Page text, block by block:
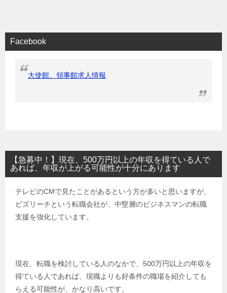
Facebook
大使館、領事館求人情報
【急募中！】現在、500万円以上の年収を得ている人で
あれば、年収が上がる可能性が十分にあります
テレビのCMで見たことがあるという方が多いと思いますが、
ビズリーチという転職会社が、中堅層のビジネスマンの転職
支援を強化しています。
現在、転職を検討している人のなかで、500万円以上の年収を
得ている人であれば、現職よりも好条件の職場を紹介しても
らえる可能性が、かなり高いです。